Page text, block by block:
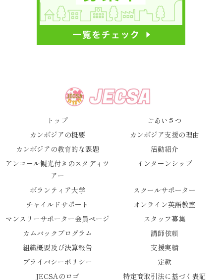
トップ
ごあいさつ
カンボジアの概要
カンボジア支援の理由
カンボジアの教育的な課題
活動紹介
アンコール観光付きのスタディツ
アー
インターンシップ
ボランティア大学
スクールサポーター
チャイルドサポート
オンライン英語教室
マンスリーサポーター会員ページ
スタッフ募集
カムバックプログラム
講師依頼
組織概要及び決算報告
支援実績
プライバシーポリシー
定款
JECSAのロゴ
特定商取引法に基づく表記